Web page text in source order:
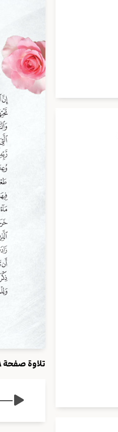
تلاوة صفحة ٥٠٨ من القرآن الكريم: